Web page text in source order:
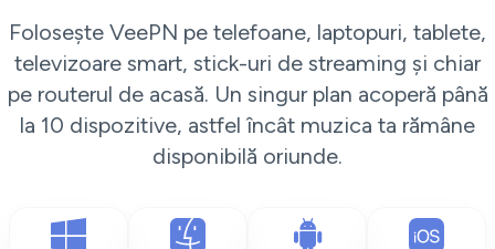
Folosește VeePN pe telefoane, laptopuri, tablete,
televizoare smart, stick-uri de streaming și chiar
pe routerul de acasă. Un singur plan acoperă până
la 10 dispozitive, astfel încât muzica ta rămâne
disponibilă oriunde.